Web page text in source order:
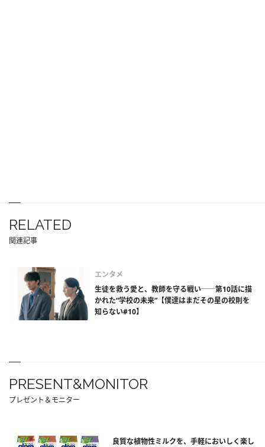
RELATED
関連記事
エンタメ
生徒を救う愛と、教師を守る戦い──第10話に描
かれた“学校の未来”【僕達はまだその星の校則を
知らない#10】
PRESENT&MONITOR
プレゼント＆モニター
良質な植物性ミルクを、手軽においしく楽し